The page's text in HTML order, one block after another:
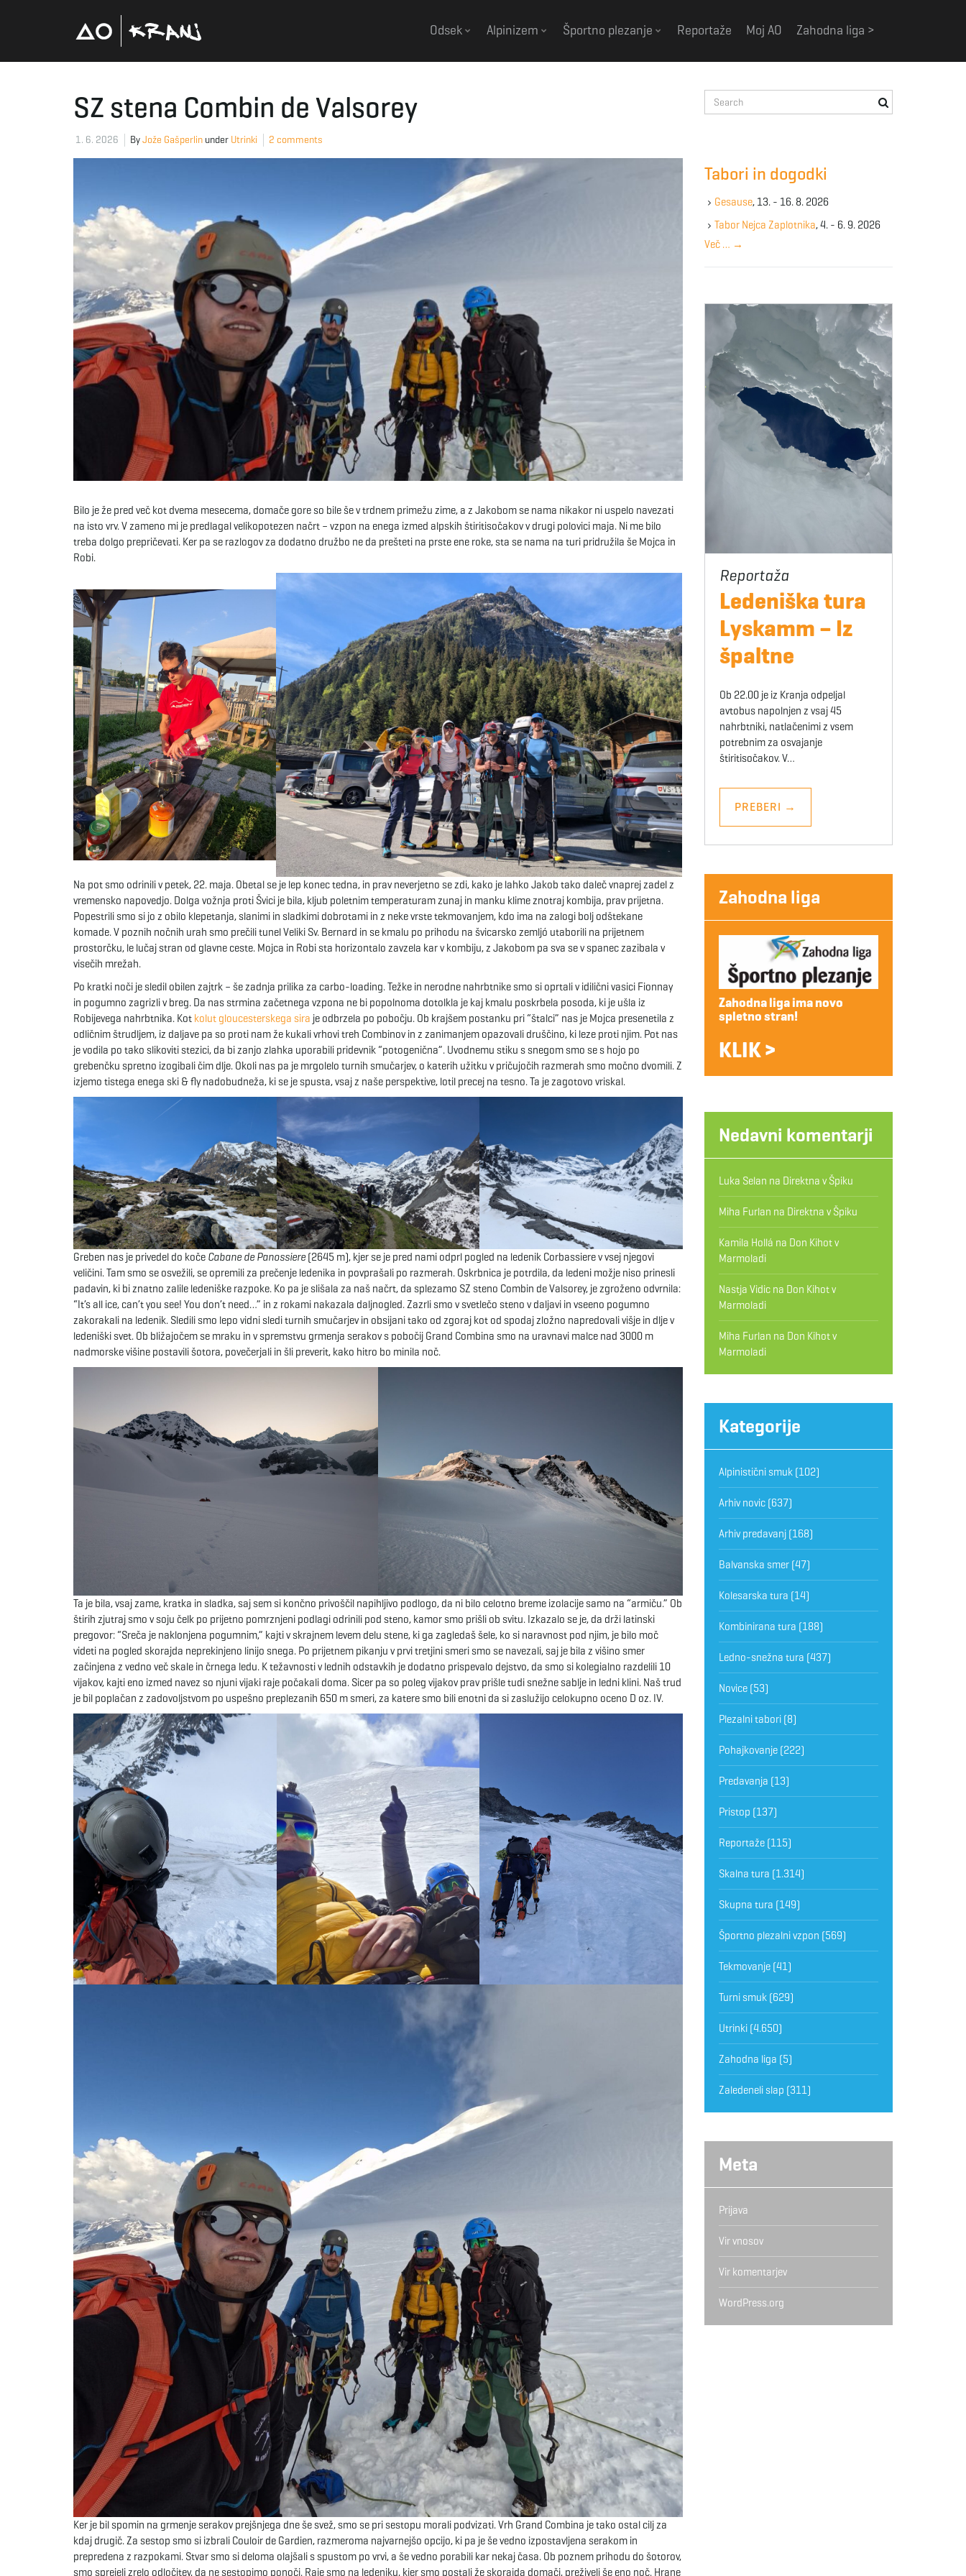
Odsek Alpinizem Športno plezanje Reportaže Moj AO Zahodna liga >
SZ stena Combin de Valsorey
1. 6. 2026 ByJože Gašperlin under Utrinki 2 comments
Bilo je že pred več kot dvema mesecema, domače gore so bile še v trdnem primežu zime, a z Jakobom se nama nikakor ni uspelo navezati
na isto vrv. V zameno mi je predlagal velikopotezen načrt – vzpon na enega izmed alpskih štiritisočakov v drugi polovici maja. Ni me bilo
treba dolgo prepričevati. Ker pa se razlogov za dodatno družbo ne da prešteti na prste ene roke, sta se nama na turi pridružila še Mojca in
Robi.
Na pot smo odrinili v petek, 22. maja. Obetal se je lep konec tedna, in prav neverjetno se zdi, kako je lahko Jakob tako daleč vnaprej zadel z
vremensko napovedjo. Dolga vožnja proti Švici je bila, kljub poletnim temperaturam zunaj in manku klime znotraj kombija, prav prijetna.
Popestrili smo si jo z obilo klepetanja, slanimi in sladkimi dobrotami in z neke vrste tekmovanjem, kdo ima na zalogi bolj odštekane
komade. V poznih nočnih urah smo prečili tunel Veliki Sv. Bernard in se kmalu po prihodu na švicarsko zemljó utaborili na prijetnem
prostorčku, le lučaj stran od glavne ceste. Mojca in Robi sta horizontalo zavzela kar v kombiju, z Jakobom pa sva se v spanec zazibala v
visečih mrežah.
Po kratki noči je sledil obilen zajtrk – še zadnja prilika za carbo-loading. Težke in nerodne nahrbtnike smo si oprtali v idilični vasici Fionnay
in pogumno zagrizli v breg. Da nas strmina začetnega vzpona ne bi popolnoma dotolkla je kaj kmalu poskrbela posoda, ki je ušla iz
Robijevega nahrbtnika. Kot kolut gloucesterskega sira je odbrzela po pobočju. Ob krajšem postanku pri “štalci” nas je Mojca presenetila z
odličnim štrudljem, iz daljave pa so proti nam že kukali vrhovi treh Combinov in z zanimanjem opazovali druščino, ki leze proti njim. Pot nas
je vodila po tako slikoviti stezici, da bi zanjo zlahka uporabili pridevnik “potogenična”. Uvodnemu stiku s snegom smo se s hojo po
grebenčku spretno izogibali čim dlje. Okoli nas pa je mrgolelo turnih smučarjev, o katerih užitku v pričujočih razmerah smo močno dvomili. Z
izjemo tistega enega ski & fly nadobudneža, ki se je spusta, vsaj z naše perspektive, lotil precej na tesno. Ta je zagotovo vriskal.
Greben nas je privedel do koče Cabane de Panossiere(2645 m), kjer se je pred nami odprl pogled na ledenik Corbassiere v vsej njegovi
veličini. Tam smo se osvežili, se opremili za prečenje ledenika in povprašali po razmerah. Oskrbnica je potrdila, da ledeni možje niso prinesli
padavin, ki bi znatno zalile ledeniške razpoke. Ko pa je slišala za naš načrt, da splezamo SZ steno Combin de Valsorey, je zgroženo odvrnila:
“It’s all ice, can’t you see! You don’t need…” in z rokami nakazala daljnogled. Zazrli smo v svetlečo steno v daljavi in vseeno pogumno
zakorakali na ledenik. Sledili smo lepo vidni sledi turnih smučarjev in obsijani tako od zgoraj kot od spodaj zložno napredovali višje in dlje v
ledeniški svet. Ob bližajočem se mraku in v spremstvu grmenja serakov s pobočij Grand Combina smo na uravnavi malce nad 3000 m
nadmorske višine postavili šotora, povečerjali in šli preverit, kako hitro bo minila noč.
Ta je bila, vsaj zame, kratka in sladka, saj sem si končno privoščil napihljivo podlogo, da ni bilo celotno breme izolacije samo na “armiču.” Ob
štirih zjutraj smo v soju čelk po prijetno pomrznjeni podlagi odrinili pod steno, kamor smo prišli ob svitu. Izkazalo se je, da drži latinski
pregovor: “Sreča je naklonjena pogumnim,” kajti v skrajnem levem delu stene, ki ga zagledaš šele, ko si naravnost pod njim, je bilo moč
videti na pogled skorajda neprekinjeno linijo snega. Po prijetnem pikanju v prvi tretjini smeri smo se navezali, saj je bila z višino smer
začinjena z vedno več skale in črnega ledu. K težavnosti v lednih odstavkih je dodatno prispevalo dejstvo, da smo si kolegialno razdelili 10
vijakov, kajti eno izmed navez so njuni vijaki raje počakali doma. Sicer pa so poleg vijakov prav prišle tudi snežne sablje in ledni klini. Naš trud
je bil poplačan z zadovoljstvom po uspešno preplezanih 650 m smeri, za katere smo bili enotni da si zaslužijo celokupno oceno D oz. IV.
Ker je bil spomin na grmenje serakov prejšnjega dne še svež, smo se pri sestopu morali podvizati. Vrh Grand Combina je tako ostal cilj za
kdaj drugič. Za sestop smo si izbrali Couloir de Gardien, razmeroma najvarnejšo opcijo, ki pa je še vedno izpostavljena serakom in
prepredena z razpokami. Stvar smo si deloma olajšali s spustom po vrvi, a še vedno porabili kar nekaj časa. Ob poznem prihodu do šotorov,
smo sprejeli zrelo odločitev, da ne sestopimo ponoči. Raje smo na ledeniku, kjer smo postali že skorajda domači, preživeli še eno noč. Hrane
e
e
y
w
r
Tabori in dogodki
Gesause, 13. - 16. 8. 2026
Tabor Nejca Zaplotnika, 4. - 6. 9. 2026
Več … →
Ledeniška tura
Lyskamm – Iz
špaltne
Ob 22.00 je iz Kranja odpeljal
avtobus napolnjen z vsaj 45
nahrbtniki, natlačenimi z vsem
potrebnim za osvajanje
štiritisočakov. V…
PREBERI →
Zahodna liga
Zahodna liga ima novo
spletno stran!
KLIK >
Nedavni komentarji
Luka Selan na Direktna v Špiku
Miha Furlan na Direktna v Špiku
Kamila Hollá na Don Kihot v
Marmoladi
Nastja Vidicna Don Kihot v
Marmoladi
Miha Furlan na Don Kihot v
Marmoladi
Kategorije
Alpinistični smuk(102)
Arhiv novic(637)
Arhiv predavanj(168)
Balvanska smer(47)
Kolesarska tura (14)
Kombinirana tura (188)
Ledno-snežna tura (437)
Novice(53)
Plezalni tabori(8)
Pohajkovanje(222)
Predavanja (13)
Pristop (137)
Reportaže(115)
Skalna tura (1.314)
Skupna tura (149)
Športno plezalni vzpon (569)
Tekmovanje(41)
Turni smuk(629)
Utrinki(4.650)
Zahodna liga (5)
Zaledeneli slap (311)
Meta
Prijava
Vir vnosov
Vir komentarjev
WordPress.org